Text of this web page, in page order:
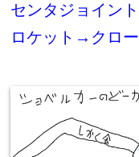
センタジョイン
ロケット→クロ